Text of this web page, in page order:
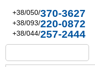
+38/050/370-3627
+38/093/220-0872
+38/044/257-2444